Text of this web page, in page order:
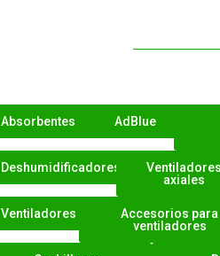
Absorbentes AdBlue
Deshumidificadores
Ventiladores
axiales
Ventiladores
Accesorios para
ventiladores